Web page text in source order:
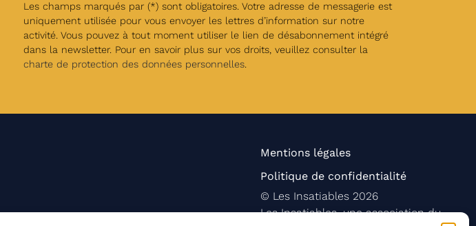
Les champs marqués par (*) sont obligatoires. Votre adresse de messagerie est
uniquement utilisée pour vous envoyer les lettres d’information sur notre
activité. Vous pouvez à tout moment utiliser le lien de désabonnement intégré
dans la newsletter. Pour en savoir plus sur vos droits, veuillez consulter la
charte de protection des données personnelles
Mentions légales
Politique de confidentialité
© Les Insatiables2026
Les Insatiables, une association du